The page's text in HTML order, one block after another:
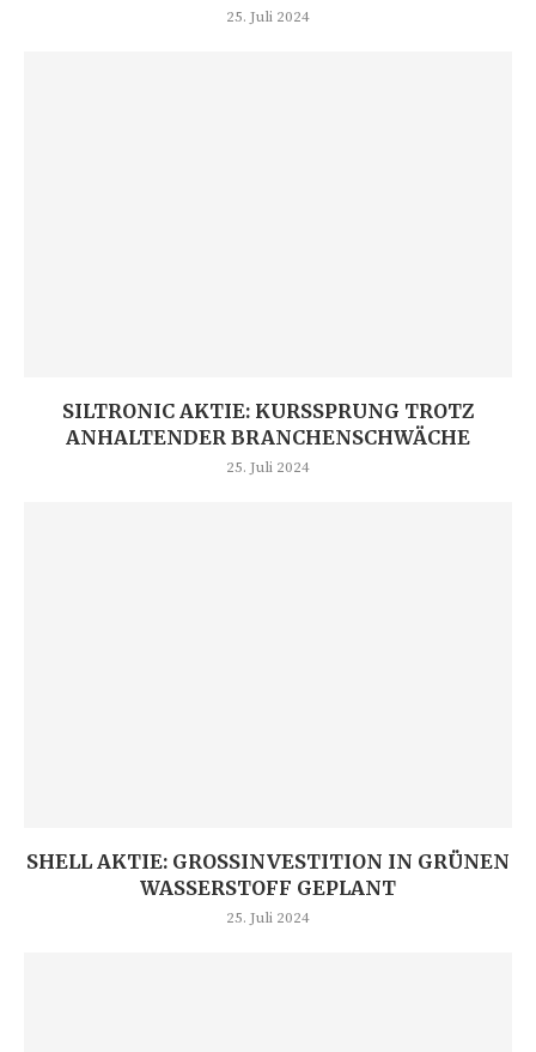
25. Juli 2024
SILTRONIC AKTIE: KURSSPRUNG TROTZ
ANHALTENDER BRANCHENSCHWÄCHE
25. Juli 2024
SHELL AKTIE: GROSSINVESTITION IN GRÜNEN W
ASSERSTOFF GEPLANT
25. Juli 2024